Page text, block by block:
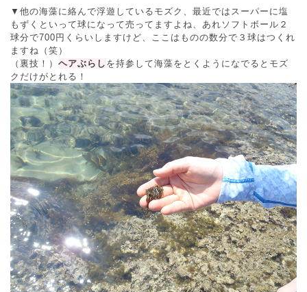
▼他の海藻に絡んで浮遊しているモズク、最近ではスーパーに塩
もずくといって球になって売ってますよね、あれソフトボール２
球分で700円くらいしますけど、ここはものの数分で３球はつくれ
ますね（笑）
（裏技！） ヘアぶらし を持参して海藻をとくようになでるとモズ
クだけがとれる！